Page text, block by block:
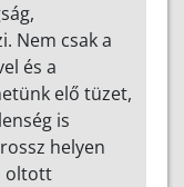
Nem csak a
és a
elő tüzet,
is
helyen
oltott